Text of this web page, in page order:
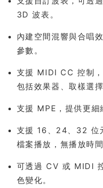
3D 波表。
內建空間混響與合唱
參數。
支援 MIDI CC 控制
包括效果器、取樣選擇
支援 MPE，提供更細
支援 16、24、32
檔案播放，無播放時間
可透過 CV 或 MIDI
色變化。